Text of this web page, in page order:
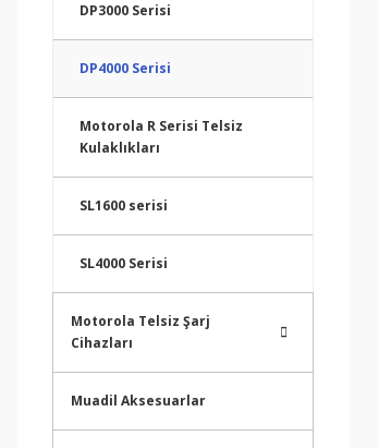
DP3000 Serisi
DP4000 Serisi
Motorola R Serisi Telsiz
Kulaklıkları
SL1600 serisi
SL4000 Serisi
Motorola Telsiz Şarj
Cihazları
Muadil Aksesuarlar